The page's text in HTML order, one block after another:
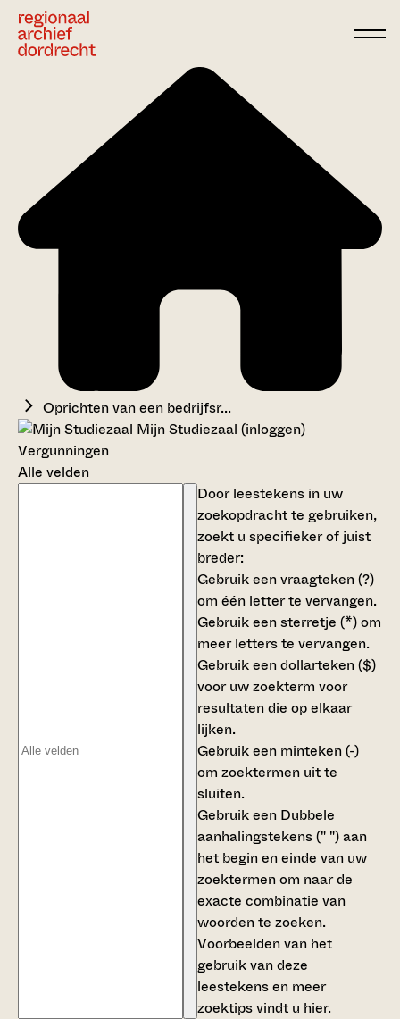
Oprichten van een bedrijfsr...
Mijn Studiezaal (inloggen)
Vergunningen
Alle velden
Door leestekens in uw
zoekopdracht te gebruiken,
zoekt u specifieker of juist
breder:
Gebruik eenvraagteken (?)
om één letter te vervangen.
Gebruik eensterretje (*)om
meer letters te vervangen.
Gebruik eendollarteken ($)
voor uw zoekterm voor
resultaten die op elkaar
lijken.
Gebruik een minteken (-)
om zoektermen uit te
sluiten.
Gebruik een Dubbele
aanhalingstekens (" ")aan
het begin en einde van uw
zoektermen om naar de
exacte combinatie van
woorden te zoeken.
Voorbeelden van het
gebruik van deze
leestekens en meer
zoektips vindt u hier.